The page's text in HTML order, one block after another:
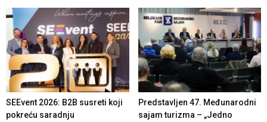
SEEvent 2026: B2B susreti koji
pokreću saradnju
Predstavljen 47. Međunarodni
sajam turizma – „Jedno